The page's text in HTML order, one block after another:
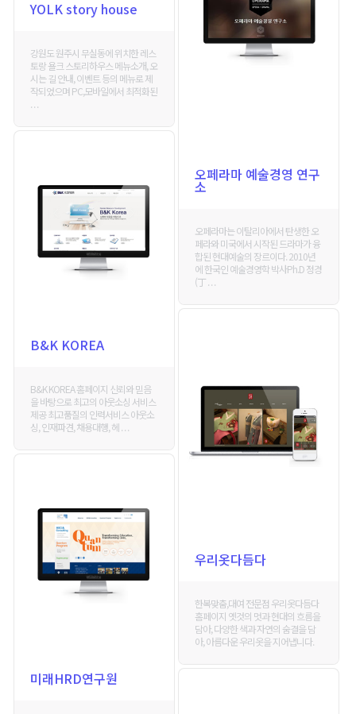
YOLK story house
강원도 원주시 무실동에 위치한 레스
토랑 욜크 스토리하우스 메뉴소개, 오
시는 길 안내, 이벤트 등의 메뉴로 제
작되었으며 PC,모바일에서 최적화된
. . .
오페라마 예술경영 연구
소
오페라마는 이탈리아에서 탄생한 오
페라와 미국에서 시작된 드라마가 융
합된 현대예술의 장르이다. 2010년
에 한국인 예술경영학 박사Ph.D 정경
(丁 . . .
B&K KOREA
B&K KOREA 홈페이지 신뢰와 믿음
을 바탕으로 최고의 아웃소싱 서비스
제공 최고품질의 인력서비스 아웃소
싱, 인재파견, 채용대행, 헤 . . .
우리옷다듬다
한복맞춤,대여 전문점 우리옷다듬다
홈페이지 옛것의 멋과 현대의 흐름을
담아, 다양한 색과 자연의 숨결을 담
아, 아름다운 우리옷을 지어냅니다.
미래HRD연구원